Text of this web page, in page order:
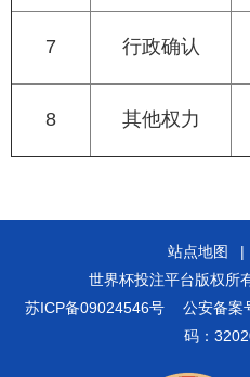
7 行政确认
8 其他权力
站点地图 |
世界杯投注平台版权所
苏ICP备09024546号
公安备案
码：